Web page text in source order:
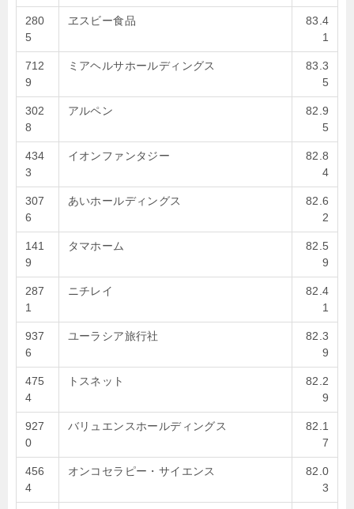
280
5
ヱスビー食品
83.4
1
712
9
ミアヘルサホールディングス
83.3
5
302
8
アルペン
82.9
5
434
3
イオンファンタジー
82.8
4
307
6
あいホールディングス
82.6
2
141
9
タマホーム
82.5
9
287
1
ニチレイ
82.4
1
937
6
ユーラシア旅行社
82.3
9
475
4
トスネット
82.2
9
927
0
バリュエンスホールディングス
82.1
7
456
4
オンコセラピー・サイエンス
82.0
3